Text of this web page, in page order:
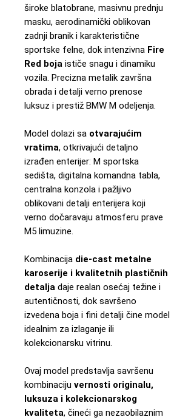
široke blatobrane, masivnu prednju
masku, aerodinamički oblikovan
zadnji branik i karakteristične
sportske felne, dok intenzivna Fire
Red boja ističe snagu i dinamiku
vozila. Precizna metalik završna
obrada i detalji verno prenose
luksuz i prestiž BMW M odeljenja.
Model dolazi sa otvarajućim
vratima, otkrivajući detaljno
izrađen enterijer: M sportska
sedišta, digitalna komandna tabla,
centralna konzola i pažljivo
oblikovani detalji enterijera koji
verno dočaravaju atmosferu prave
M5 limuzine.
Kombinacija die-cast metalne
karoserije i kvalitetnih plastičnih
detalja daje realan osećaj težine i
autentičnosti, dok savršeno
izvedena boja i fini detalji čine model
idealnim za izlaganje ili
kolekcionarsku vitrinu.
Ovaj model predstavlja savršenu
kombinaciju vernosti originalu,
luksuza i kolekcionarskog
kvaliteta, čineći ga nezaobilaznim